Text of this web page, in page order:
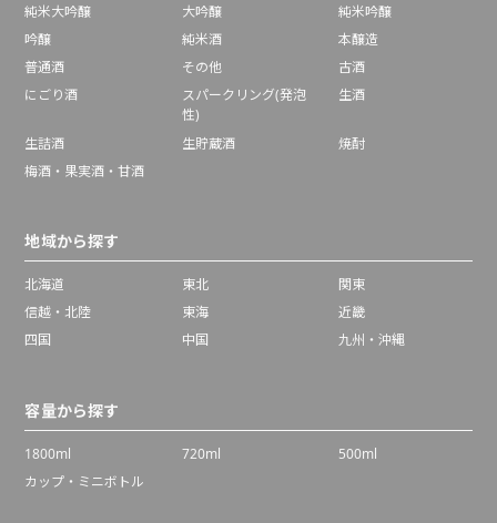
純米大吟醸 大吟醸
純米吟醸
吟醸
純米酒
本醸造
普通酒
その他
古酒
にごり酒
スパークリング(発泡
性)
生酒
生詰酒 生貯蔵酒
焼酎
梅酒・果実酒・甘酒
地域から探す
北海道 東北
関東
信越・北陸
東海
近畿
四国
中国 九州・沖縄
容量から探す
1800ml 720ml
500ml
カップ・ミニボトル